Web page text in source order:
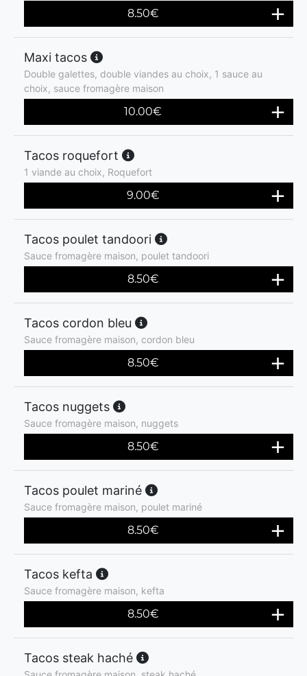
8.50€
Maxi tacos
Double galettes, double viandes au choix, 1 sauce au
choix, sauce fromagère maison
10.00€
Tacos roquefort
1 viande au choix, Roquefort
9.00€
Tacos poulet tandoori
Sauce fromagère maison, poulet tandoori
8.50€
Tacos cordon bleu
Sauce fromagère maison, cordon bleu
8.50€
Tacos nuggets
Sauce fromagère maison, nuggets
8.50€
Tacos poulet mariné
Sauce fromagère maison, poulet mariné
8.50€
Tacos kefta
Sauce fromagère maison, kefta
8.50€
Tacos steak haché